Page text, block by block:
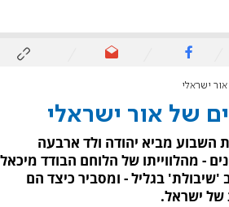
ישראלי
של אור ישראלי
השבוע מביא יהודה ולד ארבעה
- מהלווייתו של הלוחם הבודד מיכאל
'שיבולת' בגליל - ומסביר כיצד הם
של ישראל.